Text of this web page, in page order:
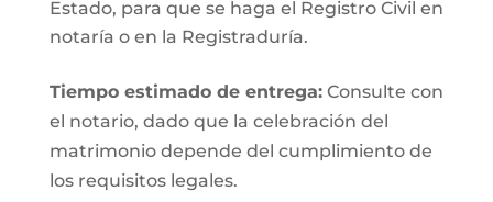
Estado, para que se haga el Registro Civil en
notaría o en la Registraduría.
Tiempo estimado de entrega:Consulte con
el notario, dado que la celebración del
matrimonio depende del cumplimiento de
los requisitos legales.